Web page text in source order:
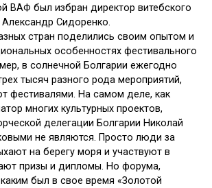
ВАФ был избран ди­ректор витебского
Сидоренко.
стран по­делились своим опытом и
особенностях фестивального
в солнечной Болгарии ежегодно
тысяч разного рода мероприятий,
фе­стивалями. На самом деле, как
многих культурных проектов,
делегации Болгарии Николай
не являются. Про­сто люди за
на берегу моря и участвуют в
призы и дипломы. Но фору­ма,
был в свое время «Золотой